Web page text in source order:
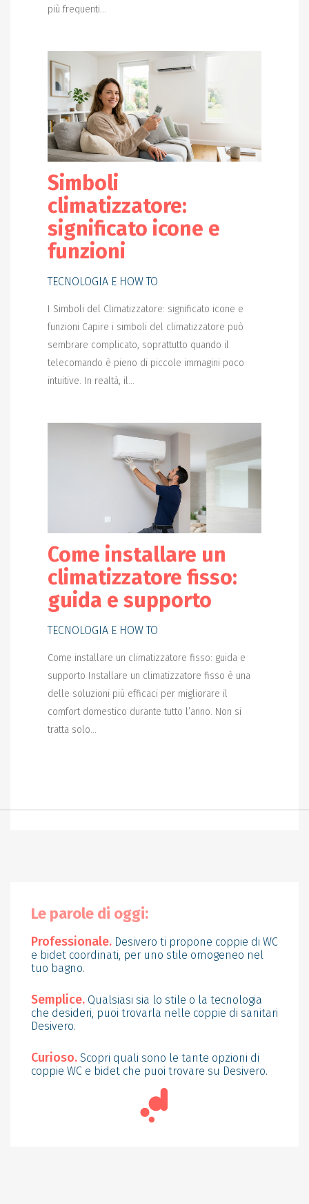
più frequenti...
Simboli
climatizzatore:
significato icone e
funzioni
TECNOLOGIA E HOW TO
I Simboli del Climatizzatore: significato icone e
funzioni Capire i simboli del climatizzatore può
sembrare complicato, soprattutto quando il
telecomando è pieno di piccole immagini poco
intuitive. In realtà, il...
Come installare un
climatizzatore fisso:
guida e supporto
TECNOLOGIA E HOW TO
Come installare un climatizzatore fisso: guida e
supporto Installare un climatizzatore fisso è una
delle soluzioni più efficaci per migliorare il
comfort domestico durante tutto l’anno. Non si
tratta solo...
Le parole di oggi:
Professionale. Desivero ti propone coppie di WC
e bidet coordinati, per uno stile omogeneo nel
tuo bagno.
Semplice. Qualsiasi sia lo stile o la tecnologia
che desideri, puoi trovarla nelle coppie di sanitari
Desivero.
Curioso. Scopri quali sono le tante opzioni di
coppie WC e bidet che puoi trovare su Desivero.